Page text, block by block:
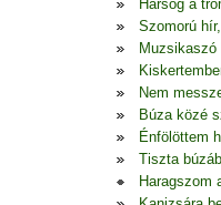
Harsog a
Szomorú
Nem
Búza közé
Énfölöttem
Tiszta
Haragszom